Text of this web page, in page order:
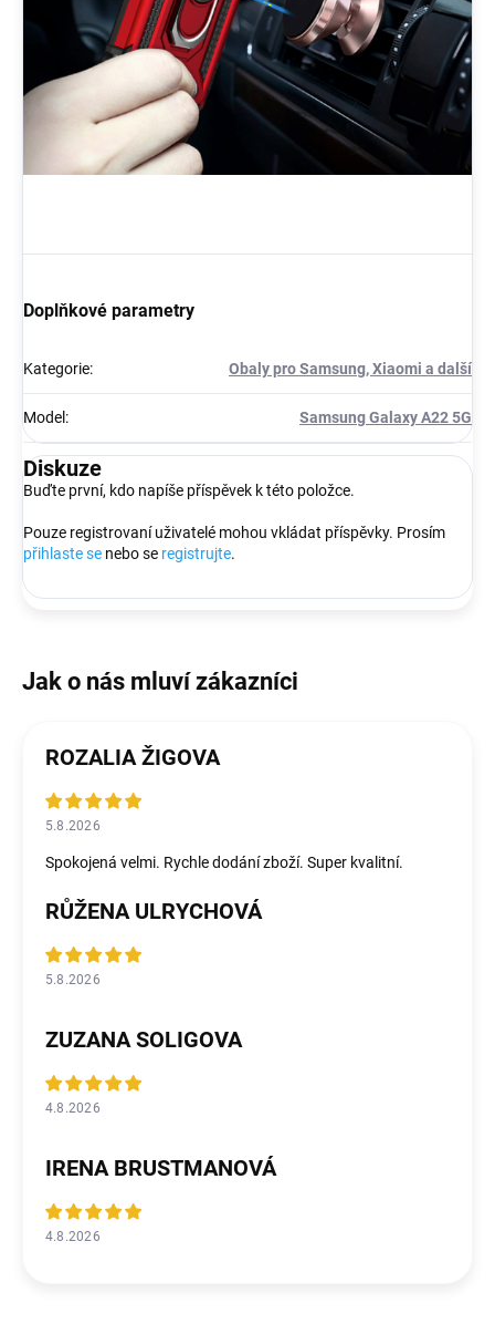
Doplňkové parametry
Kategorie: Obaly pro Samsung, Xiaomi a další
Model : Samsung Galaxy A22 5G
Diskuze
Buďte první, kdo napíše příspěvek k této položce.
Pouze registrovaní uživatelé mohou vkládat příspěvky. Prosím
přihlaste se nebo se registrujte.
ROZALIA ŽIGOVA
5.8.2026
Spokojená velmi. Rychle dodání zboží. Super kvalitní.
RŮŽENA ULRYCHOVÁ
5.8.2026
ZUZANA SOLIGOVA
4.8.2026
IRENA BRUSTMANOVÁ
4.8.2026